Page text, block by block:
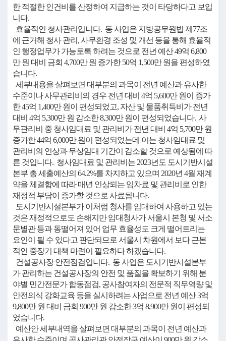
한 적절한 인건비를 산정하여 지급하는 것이 타당하다고 보입
니다.
효율적인 청사관리입니다. 동 사업은 지방공무원법 제77조
에 근거해 청사 관리, 사무환경 조성 및 개선 등을 통해 효율적
인 행정업무가 가능토록 하려는 것으로 전년 예산 49억 6,800
만 원 대비 금회 4,700만 원 증가한 50억 1,500만 원을 편성하였
습니다.
세부내용을 살펴보면 대부분의 과목이 전년 예산과 유사한
수준이나 사무관리비의 경우 전년 대비 4억 5,600만 원이 증가
한 45억 1,400만 원이 편성되었고, 자산 및 물품취득비가 전년
대비 4억 5,300만 원 감소한 8,300만 원이 편성되었습니다. 사
무관리비 중 청사임대료 및 관리비가 전년 대비 4억 5,700만 원
증가한 44억 6,000만 원이 편성되었는데 이는 청사임대료 및
관리비의 인상과 무상임대 기간이 감소할 것으로 예상됨에 따
른 것입니다. 청사임대료 및 관리비는 2023년도 도시기반시설
본부 총 세출예산의 64.2%를 차지하고 있으며 2020년 4월 재계
약을 체결함에 따라 매년 인상되는 임차료 및 관리비로 인한
재정적 부담이 증가할 것으로 사료됩니다.
도시기반시설본부가 이처럼 청사를 임대하여 사용하고 있는
것은 재정적으로도 손해지만 임대청사가 서울시 본청 및 서소
문별관 등과 동떨어져 있어 업무 효율성도 크게 떨어트리는
요인이 될 수 있다고 판단되므로 서울시 차원에서 보다 근본
적인 중장기 대책 마련이 필요하다 하겠습니다.
건설공사장 안전점검입니다. 동 사업은 도시기반시설본부
가 관리하는 건설공사장의 안전 및 품질을 확보하기 위해 분
야별 민간전문가 합동점검, 공사참여자의 전문적 직무역량 및
안전의식 강화교육 등을 실시하려는 사업으로 전년 예산 3억
9,800만 원 대비 금회 900만 원 감소한 3억 8,900만 원이 편성되
었습니다.
예산안 세부내역을 살펴보면 대부분의 과목이 전년 예산과